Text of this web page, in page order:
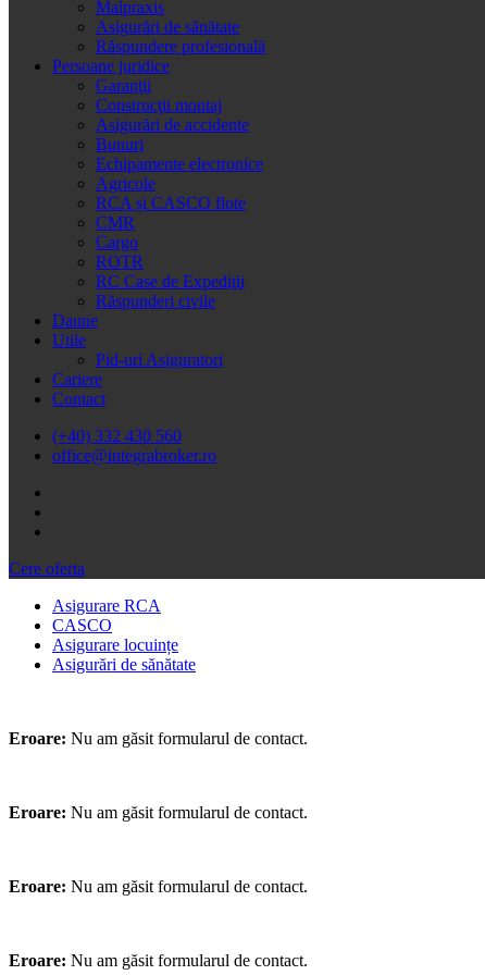
Malpraxis
Asigurări de sănătate
Răspundere profesională
Persoane juridice
Garanţii
Construcţii montaj
Asigurări de accidente
Bunuri
Echipamente electronice
Agricole
RCA și CASCO flote
CMR
Cargo
ROTR
RC Case de Expediţii
Răspunderi civile
Daune
Utile
Pid-uri Asiguratori
Cariere
Contact
(+40) 332 430 560
office@integrabroker.ro
Cere oferta
Asigurare RCA
CASCO
Asigurare locuințe
Asigurări de sănătate
Eroare: Nu am găsit formularul de contact.
Eroare: Nu am găsit formularul de contact.
Eroare: Nu am găsit formularul de contact.
Eroare: Nu am găsit formularul de contact.